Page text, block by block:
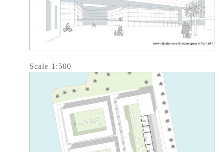
Scale 1:500